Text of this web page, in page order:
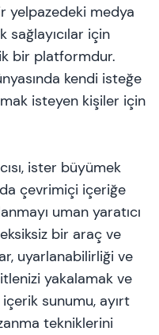
yelpazedeki medya
için
bir platformdur.
kendi isteğe
isteyen kişiler için
ister büyümek
çevrimiçi içeriğe
uman yaratıcı
bir araç ve
uyarlanabilirliği ve
yakalamak ve
sunumu, ayırt
tekniklerini